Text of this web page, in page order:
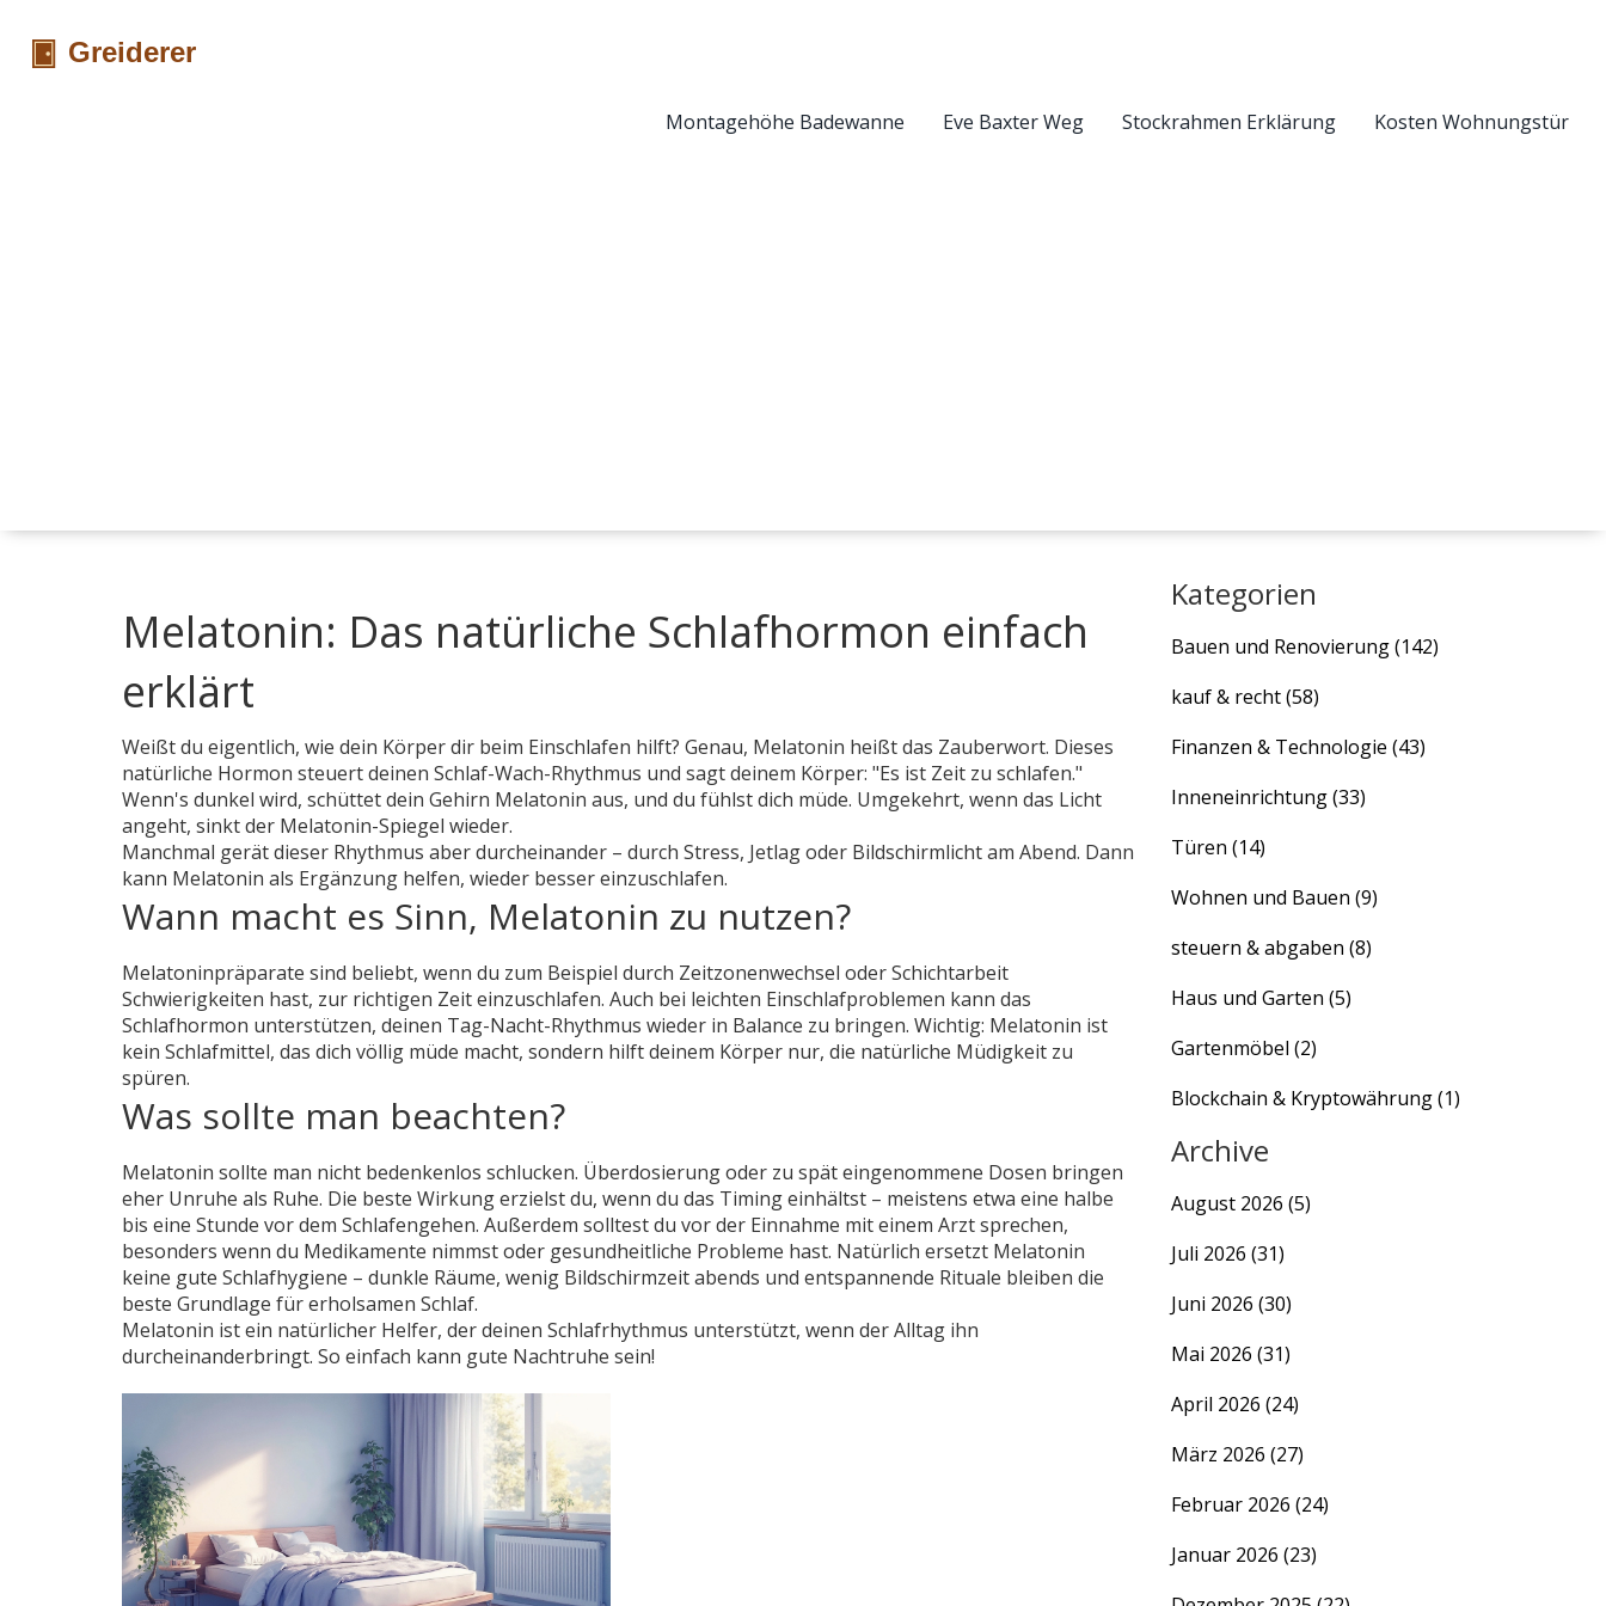
Montagehöhe Badewanne Eve Baxter Weg Stockrahmen Erklärung Kosten Wohnungstür
Melatonin: Das natürliche Schlafhormon einfach
erklärt
Weißt du eigentlich, wie dein Körper dir beim Einschlafen hilft? Genau, Melatonin heißt das Zauberwort. Dieses
natürliche Hormon steuert deinen Schlaf-Wach-Rhythmus und sagt deinem Körper: "Es ist Zeit zu schlafen."
Wenn's dunkel wird, schüttet dein Gehirn Melatonin aus, und du fühlst dich müde. Umgekehrt, wenn das Licht
angeht, sinkt der Melatonin-Spiegel wieder.
Manchmal gerät dieser Rhythmus aber durcheinander – durch Stress, Jetlag oder Bildschirmlicht am Abend. Dann
kann Melatonin als Ergänzung helfen, wieder besser einzuschlafen.
Wann macht es Sinn, Melatonin zu nutzen?
Melatoninpräparate sind beliebt, wenn du zum Beispiel durch Zeitzonenwechsel oder Schichtarbeit
Schwierigkeiten hast, zur richtigen Zeit einzuschlafen. Auch bei leichten Einschlafproblemen kann das
Schlafhormon unterstützen, deinen Tag-Nacht-Rhythmus wieder in Balance zu bringen. Wichtig: Melatonin ist
kein Schlafmittel, das dich völlig müde macht, sondern hilft deinem Körper nur, die natürliche Müdigkeit zu
spüren.
Was sollte man beachten?
Melatonin sollte man nicht bedenkenlos schlucken. Überdosierung oder zu spät eingenommene Dosen bringen
eher Unruhe als Ruhe. Die beste Wirkung erzielst du, wenn du das Timing einhältst – meistens etwa eine halbe
bis eine Stunde vor dem Schlafengehen. Außerdem solltest du vor der Einnahme mit einem Arzt sprechen,
besonders wenn du Medikamente nimmst oder gesundheitliche Probleme hast. Natürlich ersetzt Melatonin
keine gute Schlafhygiene – dunkle Räume, wenig Bildschirmzeit abends und entspannende Rituale bleiben die
beste Grundlage für erholsamen Schlaf.
Melatonin ist ein natürlicher Helfer, der deinen Schlafrhythmus unterstützt, wenn der Alltag ihn
durcheinanderbringt. So einfach kann gute Nachtruhe sein!
Kategorien
Bauen und Renovierung(142)
kauf & recht(58)
Finanzen & Technologie (43)
Inneneinrichtung(33)
Türen (14)
Wohnen und Bauen (9)
steuern & abgaben (8)
Haus und Garten (5)
Gartenmöbel (2)
Blockchain & Kryptowährung(1)
Archive
August 2026 (5)
Juli 2026 (31)
Juni 2026 (30)
Mai 2026 (31)
April 2026 (24)
März 2026 (27)
Februar 2026 (24)
Januar 2026 (23)